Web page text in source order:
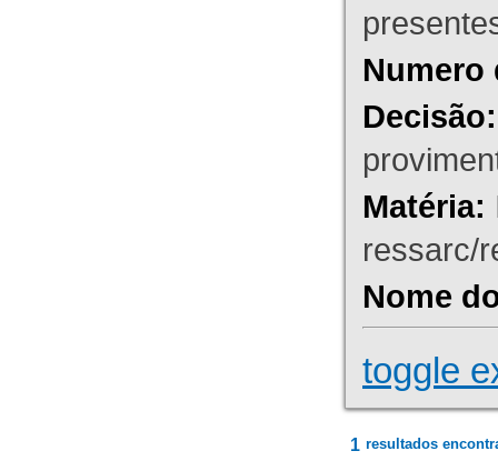
Numero
Decisão:
Matéria:
ressarc/
Nome
toggle
1 resultados